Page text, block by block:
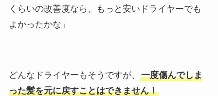
くらいの改善度なら、もっと安いドライヤーでも
よかったかな」
どんなドライヤーもそうですが、 一度傷んでしま
った髪を元に戻すことはできません！